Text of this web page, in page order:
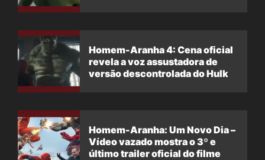
Homem-Aranha 4: Cena oficial
revela a voz assustadora de
versão descontrolada do Hulk
Homem-Aranha: Um Novo Dia –
Vídeo vazado mostra o 3º e
último trailer oficial do filme